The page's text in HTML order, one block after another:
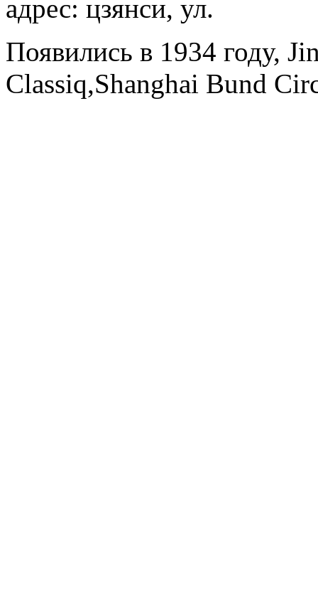
адрес: цзянси, ул.
Появились в 1934 году,
Classiq,Shanghai Bund